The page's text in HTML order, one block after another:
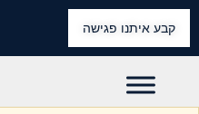
קבע איתנו פגישה